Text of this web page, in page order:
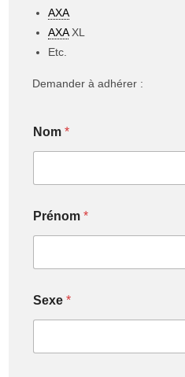
AXA
AXAXL
Etc.
Demander à adhérer :
Nom*
Prénom*
Sexe*